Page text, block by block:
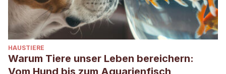
Medicales , 45(3), 265-274.
https://pubmed.ncbi.nlm.nih.gov/22073757/
Graham, Z. A., Garde, E., Heide-Jørgensen, M. P., &
Palaoro, A. V. (2020). The longer the better: evidence that
HAUSTIERE
Warum Tiere unser Leben bereichern:
Vom Hund bis zum Aquarienfisch